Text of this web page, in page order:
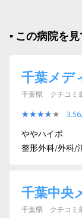
▪︎ この病院を
千葉メデ
千葉県 クチコミ
★★★★★
★★★★★
ややハイポ
整形外科/外科/
千葉中央
千葉県 クチコミ